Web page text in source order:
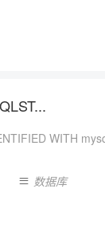
WITH
 数据库